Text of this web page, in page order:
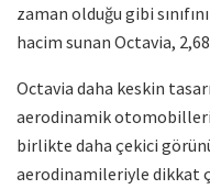
zaman olduğu gibi
hacim sunan Octavia,
Octavia daha keskin
aerodinamik otomobilleri
birlikte daha çekici
aerodinamileriyle dikkat